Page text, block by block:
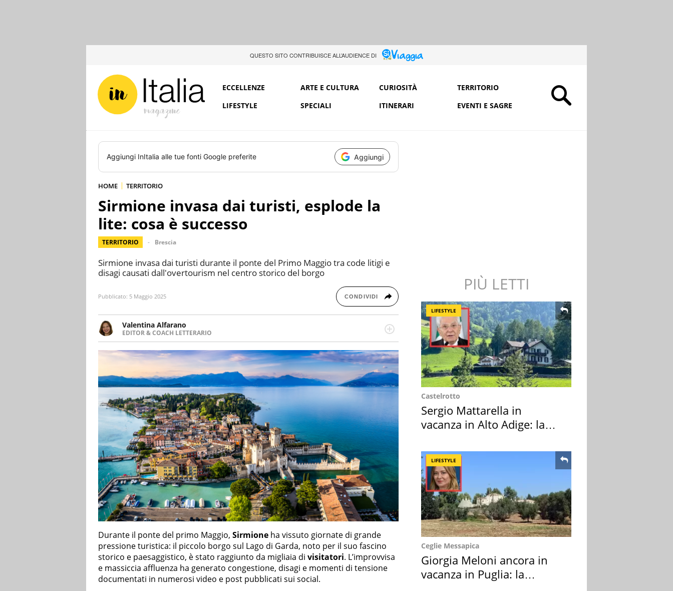
QUESTO SITO CONTRIBUISCE ALL’AUDIENCE DI
ECCELLENZE ARTE E CULTURA CURIOSITÀ
TERRITORIO
LIFESTYLE
SPECIALI ITINERARI EVENTI E SAGRE
Aggiungi InItalia alle tue fonti Google preferite Aggiungi
HOME TERRITORIO
Sirmione invasa dai turisti, esplode la
lite: cosa è successo
TERRITORIO Brescia
Sirmione invasa dai turisti durante il ponte del Primo Maggio tra code litigi e
disagi causati dall'overtourism nel centro storico del borgo
Pubblicato: 5 Maggio 2025 CONDIVIDI
Valentina Alfarano
EDITOR & COACH LETTERARIO
Lavorare con le storie è la mia missione! Specializzata in storytelling di viaggi,
lavoro come editor di narrativa e coach di scrittura creativa.
Durante il ponte del primo Maggio, Sirmione ha vissuto giornate di grande
pressione turistica: il piccolo borgo sul Lago di Garda, noto per il suo fascino
storico e paesaggistico, è stato raggiunto da migliaia di visitatori. L’improvvisa
e massiccia affluenza ha generato congestione, disagi e momenti di tensione
documentati in numerosi video e post pubblicati sui social.
PIÙ LETTI
LIFESTYLE
Castelrotto
Sergio Mattarella in
vacanza in Alto Adige: la
LIFESTYLE
Ceglie Messapica
Giorgia Meloni ancora in
vacanza in Puglia: la